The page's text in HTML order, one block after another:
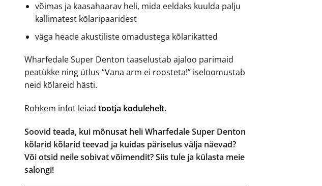
võimas ja kaasahaarav heli, mida eeldaks kuulda palju
kallimatest kõlaripaaridest
väga heade akustiliste omadustega kõlarikatted
Wharfedale Super Denton taaselustab ajaloo parimaid
peatükke ning ütlus “Vana arm ei roosteta!” iseloomustab
neid kõlareid hästi.
Rohkem infot leiadtootja kodulehelt.
Soovid teada, kui mõnusat heli Wharfedale Super Denton
kõlarid kõlarid teevad ja kuidas päriselus välja näevad?
Või otsid neile sobivat võimendit? Siis tule ja külasta meie
salongi!